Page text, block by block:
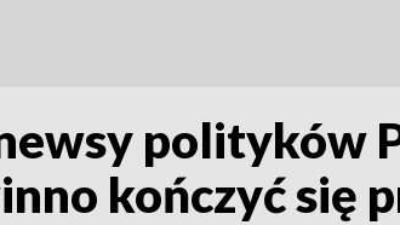
polityków
kończyć się